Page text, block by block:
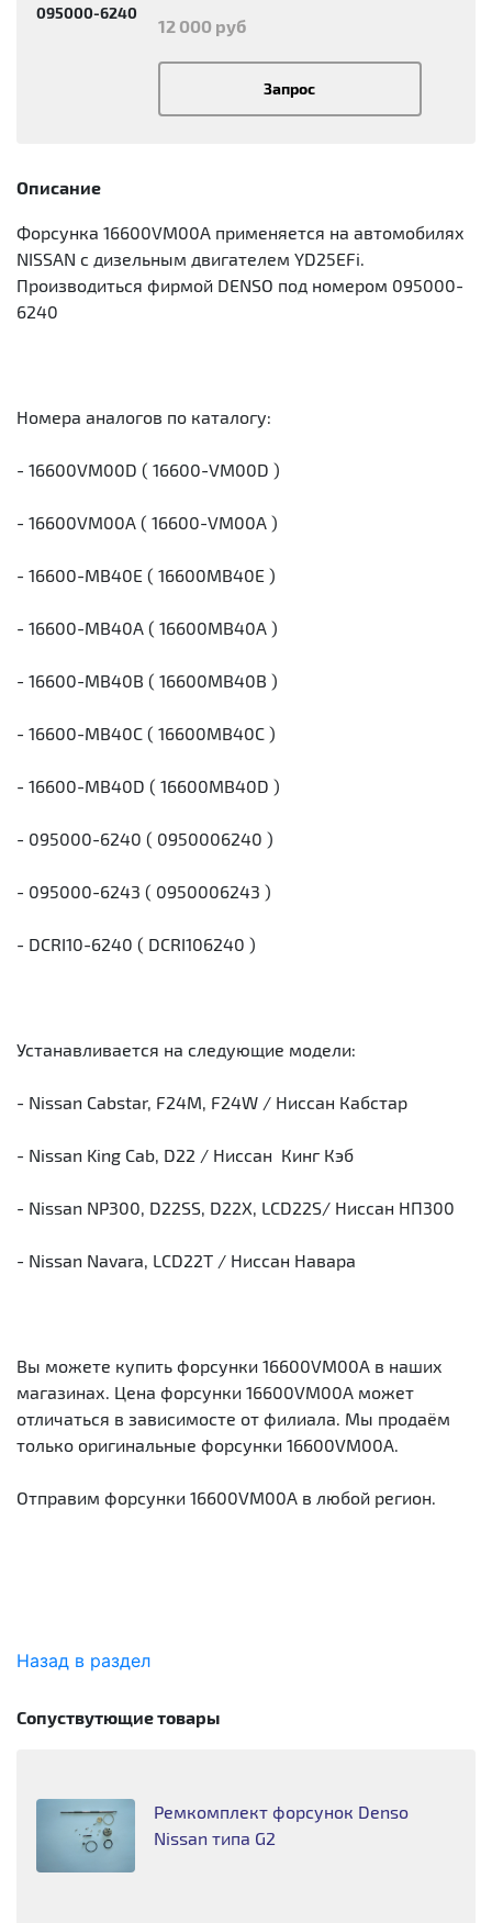
095000-6240
12 000 руб
Запрос
Описание
Форсунка 16600VM00A применяется на автомобилях
NISSAN с дизельным двигателем YD25EFi.
Производиться фирмой DENSO под номером 095000-
6240
Номера аналогов по каталогу:
- 16600VM00D ( 16600-VM00D )
- 16600VM00A ( 16600-VM00A )
- 16600-MB40E ( 16600MB40E )
- 16600-MB40A ( 16600MB40A )
- 16600-MB40B ( 16600MB40B )
- 16600-MB40C ( 16600MB40C )
- 16600-MB40D ( 16600MB40D )
- 095000-6240 ( 0950006240 )
- 095000-6243 ( 0950006243 )
- DCRI10-6240 ( DCRI106240 )
Устанавливается на следующие модели:
- Nissan Cabstar, F24M, F24W / Ниссан Кабстар
- Nissan King Cab, D22 / Ниссан Кинг Кэб
- Nissan NP300, D22SS, D22X, LCD22S/ Ниссан НП300
- Nissan Navara, LCD22T / Ниссан Навара
Вы можете купить форсунки 16600VM00A в наших
магазинах. Цена форсунки 16600VM00A может
отличаться в зависимосте от филиала. Мы продаём
только оригинальные форсунки 16600VM00A.
Отправим форсунки 16600VM00A в любой регион.
Назад в раздел
Сопуствутющие товары
Ремкомплект форсунок Denso
Nissan типа G2